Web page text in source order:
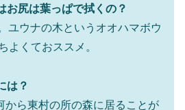
お尻は葉っぱで拭くの？
ユウナの木というオオハマボウ
よくておススメ。
は？
から東村の所の森に居ることが